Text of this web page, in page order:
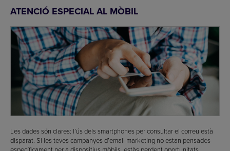
ATENCIÓ ESPECIAL AL MÒBIL
Les dades són clares: l’ús dels smartphones per consultar el correu està
disparat. Si les teves campanyes d’email marketing no estan pensades